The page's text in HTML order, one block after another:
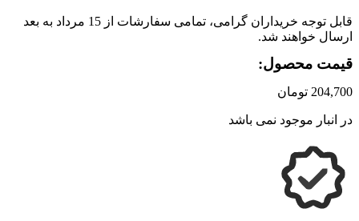
قابل توجه خریداران گرامی، تمامی سفارشات از 15 مرداد به بعد
ارسال خواهند شد.
قیمت محصول:
204,700 تومان
در انبار موجود نمی باشد